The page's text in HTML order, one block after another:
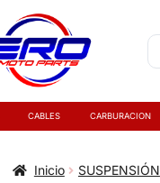
CABLES CARBURACION
Inicio SUSPENSIÓN